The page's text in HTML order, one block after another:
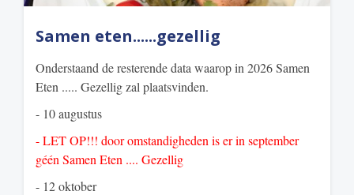
Samen eten......gezellig
Onderstaand de resterende data waarop in 2026 Samen
Eten ..... Gezellig zal plaatsvinden.
- 10 augustus
- LET OP!!! door omstandigheden is er in september
géén Samen Eten .... Gezellig
- 12 oktober